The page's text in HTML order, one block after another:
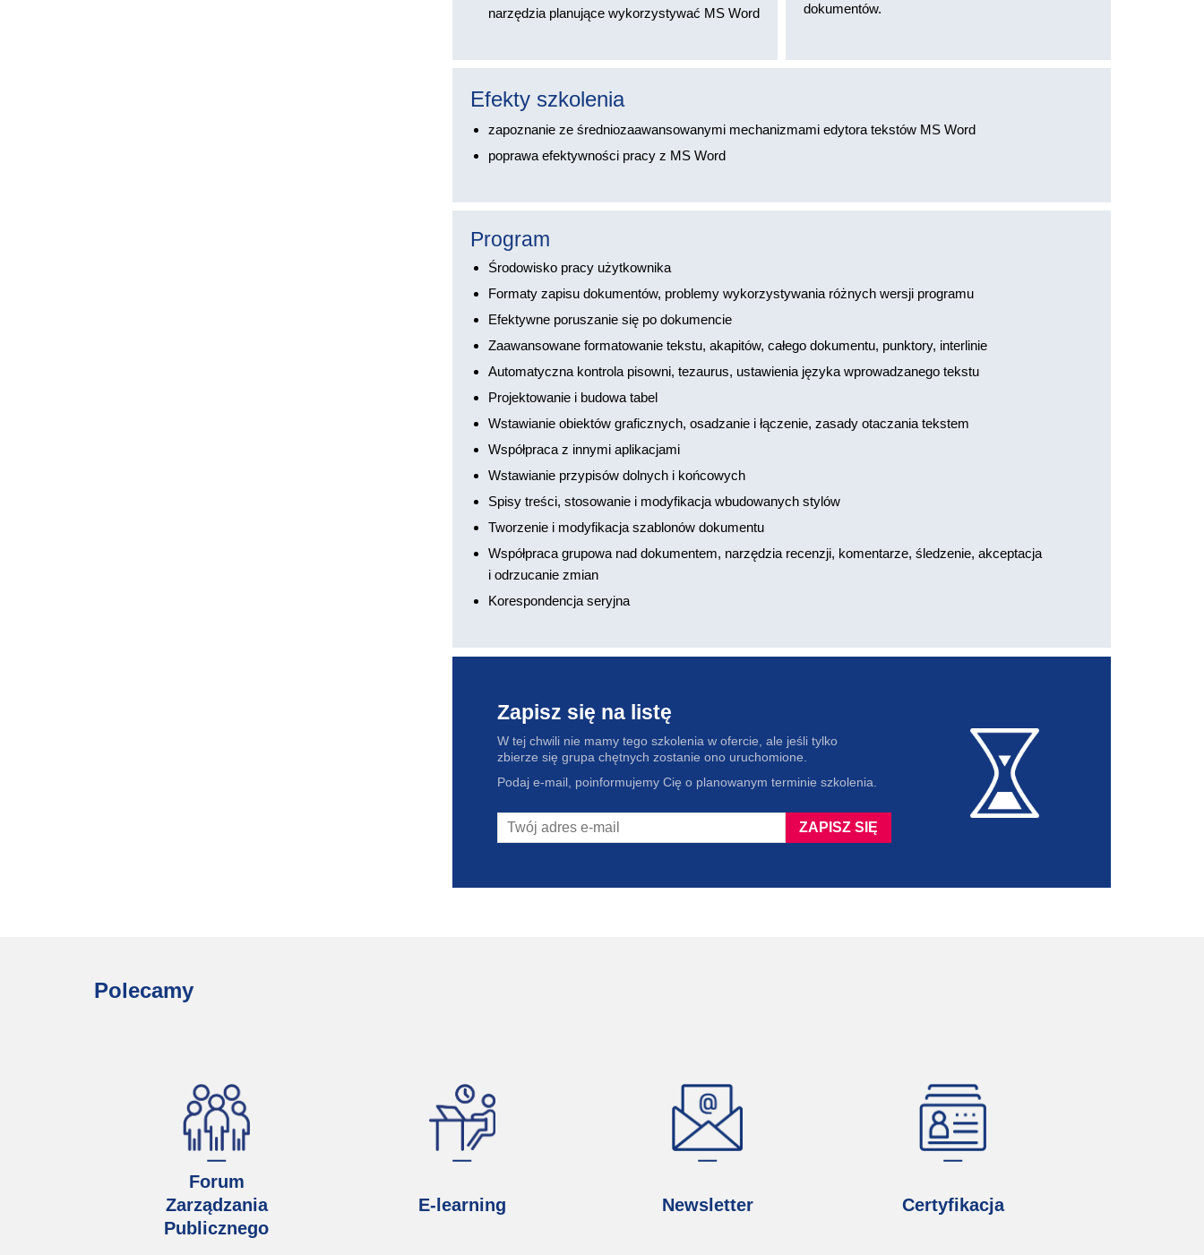
narzędzia planujące wykorzystywać MS Word
dokumentów.
Efekty szkolenia
zapoznanie ze średniozaawansowanymi mechanizmami edytora tekstów MS Word
poprawa efektywności pracy z MS Word
Program
Środowisko pracy użytkownika
Formaty zapisu dokumentów, problemy wykorzystywania różnych wersji programu
Efektywne poruszanie się po dokumencie
Zaawansowane formatowanie tekstu, akapitów, całego dokumentu, punktory, interlinie
Automatyczna kontrola pisowni, tezaurus, ustawienia języka wprowadzanego tekstu
Projektowanie i budowa tabel
Wstawianie obiektów graficznych, osadzanie i łączenie, zasady otaczania tekstem
Współpraca z innymi aplikacjami
Wstawianie przypisów dolnych i końcowych
Spisy treści, stosowanie i modyfikacja wbudowanych stylów
Tworzenie i modyfikacja szablonów dokumentu
Współpraca grupowa nad dokumentem, narzędzia recenzji, komentarze, śledzenie, akceptacja
i odrzucanie zmian
Korespondencja seryjna
Zapisz się na listę
W tej chwili nie mamy tego szkolenia w ofercie, ale jeśli tylko
zbierze się grupa chętnych zostanie ono uruchomione.
Podaj e-mail, poinformujemy Cię o planowanym terminie szkolenia.
Polecamy
Forum
Zarządzania
Publicznego
E-learning Newsletter Certyfikacja